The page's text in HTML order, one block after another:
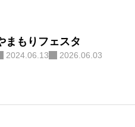
まもりフェスタ
2024.06.13 2026.06.03